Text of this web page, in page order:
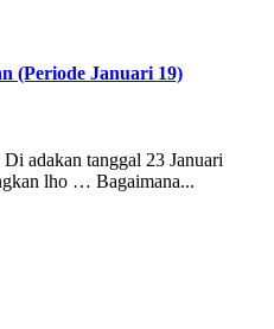
(Periode Januari 19)
adakan tanggal 23 Januari
lho … Bagaimana...